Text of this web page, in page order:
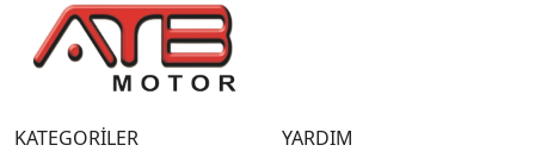
KATEGORİLER YARDIM